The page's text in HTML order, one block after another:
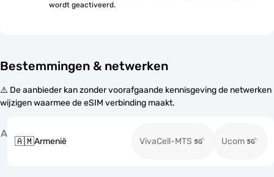
wordt geactiveerd.
Bestemmingen & netwerken
⚠️ De aanbieder kan zonder voorafgaande kennisgeving de netwerken
wijzigen waarmee de eSIM verbinding maakt.
A
🇦🇲Armenië VivaCell-MTS Ucom